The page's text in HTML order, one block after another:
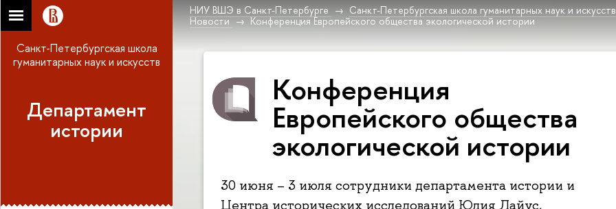
НИУ ВШЭ в Санкт-Петербурге Санкт-Петербургская школа гуманитарных наук и искусств
Новости
Конференция Европейского общества экологической истории
Санкт-Петербургская школа
гуманитарных наук и искусств
Департамент
истории
Конференция
Европейского общества
экологической истории
30 июня – 3 июля сотрудники департамента истории и
Центра исторических исследований Юлия Лайус,